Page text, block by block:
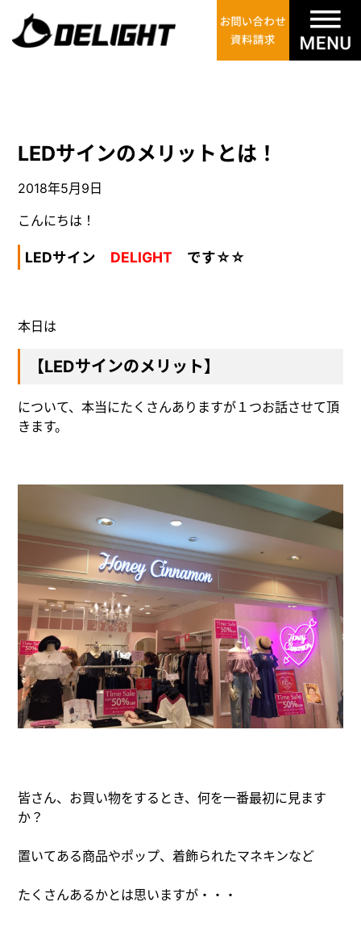
LEDサインのメリットとは！
2018年5月9日
こんにちは！
LEDサイン DELIGHT です☆☆
本日は
【LEDサインのメリット】
について、本当にたくさんありますが１つお話させて頂
きます。
皆さん、お買い物をするとき、何を一番最初に見ます
か？
置いてある商品やポップ、着飾られたマネキンなど
たくさんあるかとは思いますが・・・